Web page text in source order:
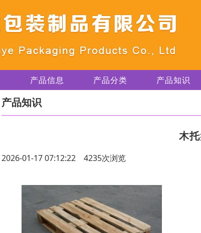
产品信息 产品分类 产品知识
产品知识
木
2026-01-17 07:12:22 4235次浏览